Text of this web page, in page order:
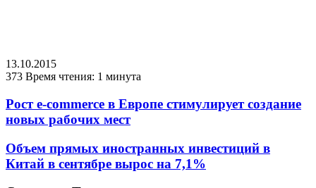
13.10.2015
373 Время чтения: 1 минута
Рост e-commerce в Европе стимулирует создание
новых рабочих мест
Объем прямых иностранных инвестиций в
Китай в сентябре вырос на 7,1%